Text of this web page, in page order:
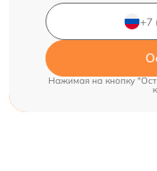
Нажимая на кнопку